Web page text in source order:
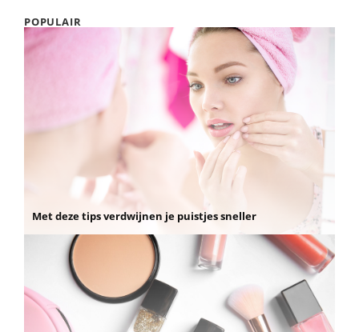
POPULAIR
Met deze tips verdwijnen je puistjes sneller